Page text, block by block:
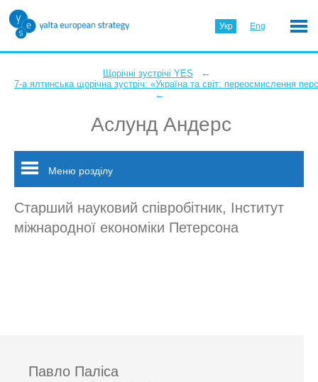
Укр Eng
Щорічні зустрічі YES ←
7-а ялтинська щорічна зустріч: «Україна та світ: переосмислення
←
Аслунд Андерс
Меню розділу
Старший науковий співробітник, Інститут
міжнародної економіки Петерсона
Павло Паліса